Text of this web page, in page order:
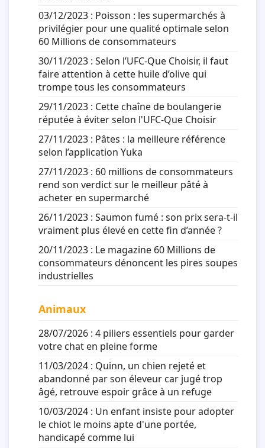
03/12/2023 : Poisson : les supermarchés à
privilégier pour une qualité optimale selon
60 Millions de consommateurs
30/11/2023 : Selon l’UFC-Que Choisir, il faut
faire attention à cette huile d’olive qui
trompe tous les consommateurs
29/11/2023 : Cette chaîne de boulangerie
réputée à éviter selon l'UFC-Que Choisir
27/11/2023 : Pâtes : la meilleure référence
selon l’application Yuka
27/11/2023 : 60 millions de consommateurs
rend son verdict sur le meilleur pâté à
acheter en supermarché
26/11/2023 : Saumon fumé : son prix sera-t-il
vraiment plus élevé en cette fin d’année ?
20/11/2023 : Le magazine 60 Millions de
consommateurs dénoncent les pires soupes
industrielles
Animaux
28/07/2026 : 4 piliers essentiels pour garder
votre chat en pleine forme
11/03/2024 : Quinn, un chien rejeté et
abandonné par son éleveur car jugé trop
âgé, retrouve espoir grâce à un refuge
10/03/2024 : Un enfant insiste pour adopter
le chiot le moins apte d'une portée,
handicapé comme lui